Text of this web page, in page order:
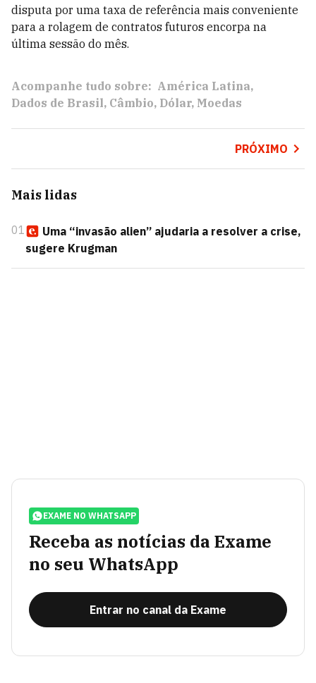
disputa por uma taxa de referência mais conveniente
para a rolagem de contratos futuros encorpa na
última sessão do mês.
Acompanhe tudo sobre: América Latina
Dados de Brasil Câmbio Dólar Moedas
PRÓXIMO
Mais lidas
01
Uma “invasão alien” ajudaria a resolver a crise,
sugere Krugman
EXAME NO WHATSAPP
Receba as notícias da Exame
no seu WhatsApp
Entrar no canal da Exame